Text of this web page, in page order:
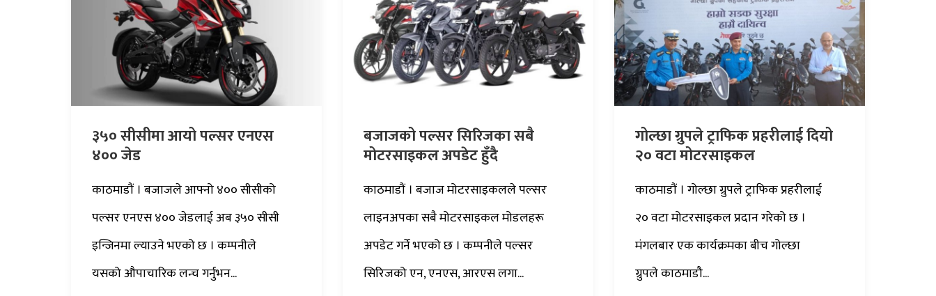
३५० सीसीमा आयो पल्सर एनएस
४०० जेड
काठमाडौं । बजाजले आफ्नो ४०० सीसीको
पल्सर एनएस ४०० जेडलाई अब ३५० सीसी
इन्जिनमा ल्याउने भएको छ । कम्पनीले
यसको औपाचारिक लन्च गर्नुभन...
बजाजको पल्सर सिरिजका सबै
मोटरसाइकल अपडेट हुँदै
काठमाडौं । बजाज मोटरसाइकलले पल्सर
लाइनअपका सबै मोटरसाइकल मोडलहरू
अपडेट गर्ने भएको छ । कम्पनीले पल्सर
सिरिजको एन, एनएस, आरएस लगा...
गोल्छा ग्रुपले ट्राफिक प्रहरीलाई दियो
२० वटा मोटरसाइकल
काठमाडौं । गोल्छा ग्रुपले ट्राफिक प्रहरीलाई
२० वटा मोटरसाइकल प्रदान गरेको छ ।
मंगलबार एक कार्यक्रमका बीच गोल्छा
ग्रुपले काठमाडौ...